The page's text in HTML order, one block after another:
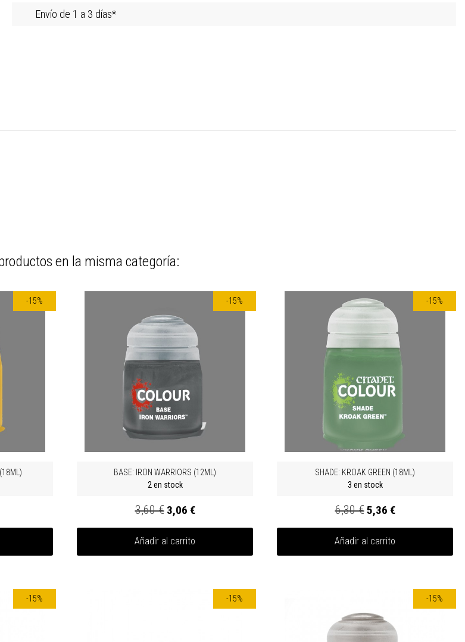
Envío de 1 a 3 días*
en la misma categoría:
-15% -15%
BASE: IRON WARRIORS (12ML)
2 en stock
3,60 € 3,06 €
Añadir al carrito
-15%
SHADE: KROAK GREEN (18ML)
3 en stock
6,30 €5,36 €
Añadir al carrito
-15% -15% -15%